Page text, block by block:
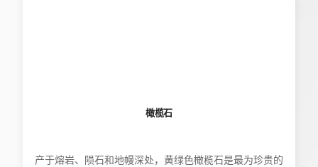
橄榄石
产于熔岩、陨石和地幔深处，黄绿色橄榄石是最为珍贵的